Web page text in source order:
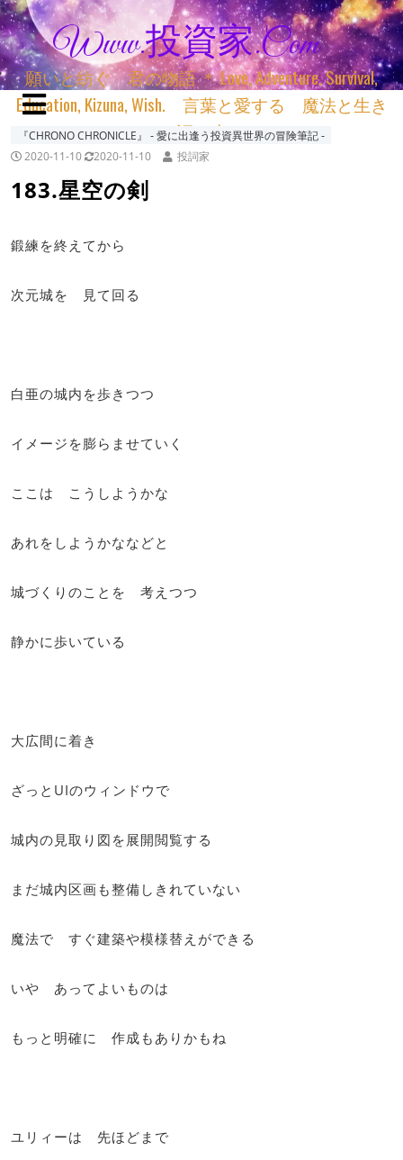
Www.投資家.com
願いと紡ぐ 君の物語 ＊ Love, Adventure, Survival,
Education, Kizuna, Wish. 言葉と愛する 魔法と生き
る 詞と生きる
『CHRONO CHRONICLE』 ‐ 愛に出逢う投資異世界の冒険筆記 ‐
2020-11-10
2020-11-10 投詞家
183.星空の剣
鍛練を終えてから
次元城を 見て回る
白亜の城内を歩きつつ
イメージを膨らませていく
ここは こうしようかな
あれをしようかななどと
城づくりのことを 考えつつ
静かに歩いている
大広間に着き
ざっとUIのウィンドウで
城内の見取り図を展開閲覧する
まだ城内区画も整備しきれていない
魔法で すぐ建築や模様替えができる
いや あってよいものは
もっと明確に 作成もありかもね
ユリィーは 先ほどまで